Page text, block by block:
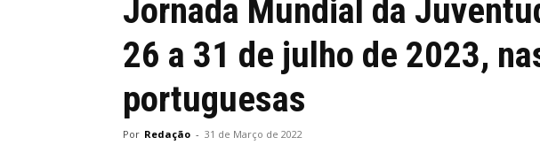
Jornada Mundial da
26 a 31 de julho de 2023,
portuguesas
Por Redação - 31 de Março de 2022